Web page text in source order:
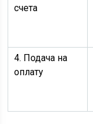
счета
4. Подача на
оплату